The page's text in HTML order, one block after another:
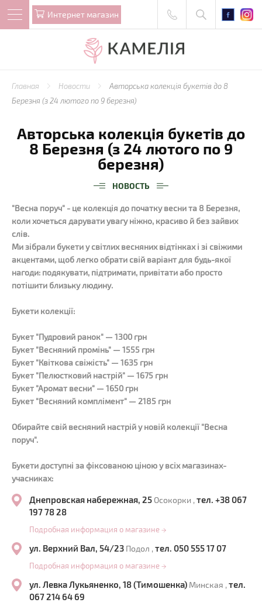
Интернет магазин
Главная Новости
Авторська колекція букетів до 8
Березня (з 24 лютого по 9 березня)
Авторська колекція букетів до
8 Березня (з 24 лютого по 9
березня)
НОВОСТЬ
"Весна поруч" - це колекція до початку весни та 8 Березня,
коли хочеться дарувати увагу ніжно, красиво й без зайвих
слів.
Ми зібрали букети у світлих весняних відтінках і зі свіжими
акцентами, щоб легко обрати свій варіант для будь-якої
нагоди: подякувати, підтримати, привітати або просто
потішити близьку людину.
Букети колекції:
Букет "Пудровий ранок" — 1300 грн
Букет "Весняний промінь" — 1555 грн
Букет "Квіткова свіжість" — 1635 грн
Букет "Пелюстковий настрій" — 1675 грн
Букет "Аромат весни" — 1650 грн
Букет "Весняний комплімент" — 2185 грн
Обирайте свій весняний настрій у новій колекції "Весна
поруч".
Букети доступні за фіксованою ціною у всіх магазинах-
учасниках:
Днепровская набережная, 25 Осокорки , тел. +38 067
197 78 28
Подробная информация о магазине →
ул. Верхний Вал, 54/23 Подол , тел. 050 555 17 07
Подробная информация о магазине →
ул. Левка Лукьяненко, 18 (Тимошенка) Минская , тел.
067 214 64 69